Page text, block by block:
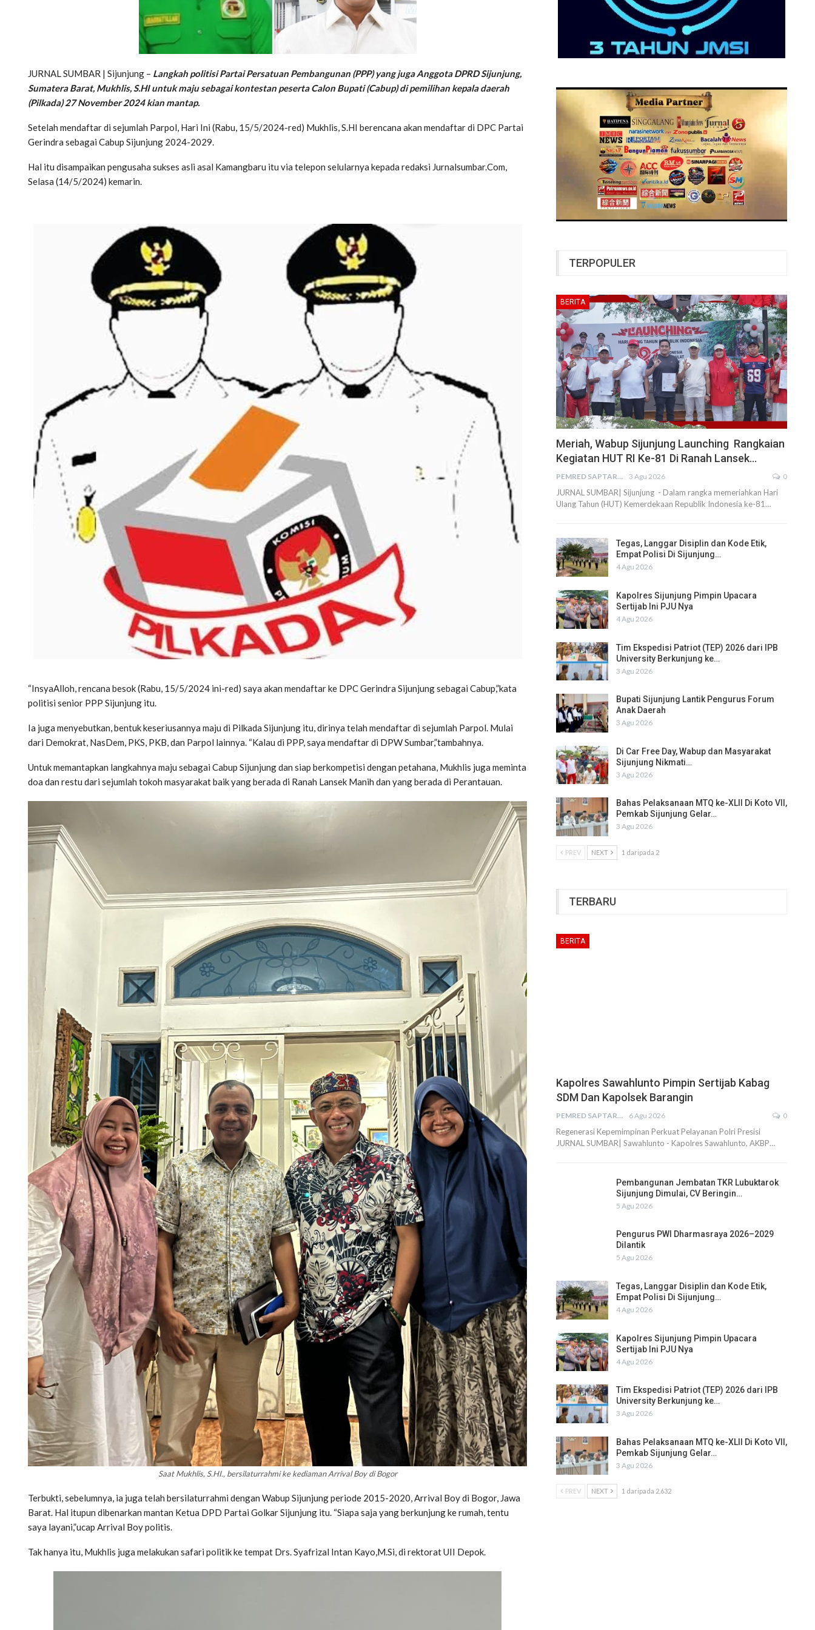
JURNAL SUMBAR | Sijunjung – Langkah politisi Partai Persatuan Pembangunan (PPP) yang juga Anggota DPRD Sijunjung,
Sumatera Barat, Mukhlis, S.HI untuk maju sebagai kontestan peserta Calon Bupati (Cabup) di pemilihan kepala daerah
(Pilkada) 27 November 2024 kian mantap.
Setelah mendaftar di sejumlah Parpol, Hari Ini (Rabu, 15/5/2024-red) Mukhlis, S.HI berencana akan mendaftar di DPC Partai
Gerindra sebagai Cabup Sijunjung 2024-2029.
Hal itu disampaikan pengusaha sukses asli asal Kamangbaru itu via telepon selularnya kepada redaksi Jurnalsumbar.Com,
Selasa (14/5/2024) kemarin.
“InsyaAlloh, rencana besok (Rabu, 15/5/2024 ini-red) saya akan mendaftar ke DPC Gerindra Sijunjung sebagai Cabup,”kata
politisi senior PPP Sijunjung itu.
Ia juga menyebutkan, bentuk keseriusannya maju di Pilkada Sijunjung itu, dirinya telah mendaftar di sejumlah Parpol. Mulai
dari Demokrat, NasDem, PKS, PKB, dan Parpol lainnya. “Kalau di PPP, saya mendaftar di DPW Sumbar,”tambahnya.
Untuk memantapkan langkahnya maju sebagai Cabup Sijunjung dan siap berkompetisi dengan petahana, Mukhlis juga meminta
doa dan restu dari sejumlah tokoh masyarakat baik yang berada di Ranah Lansek Manih dan yang berada di Perantauan.
Saat Mukhlis, S.HI., bersilaturrahmi ke kediaman Arrival Boy di Bogor
Terbukti, sebelumnya, ia juga telah bersilaturrahmi dengan Wabup Sijunjung periode 2015-2020, Arrival Boy di Bogor, Jawa
Barat. Hal itupun dibenarkan mantan Ketua DPD Partai Golkar Sijunjung itu. “Siapa saja yang berkunjung ke rumah, tentu
saya layani,”ucap Arrival Boy politis.
Tak hanya itu, Mukhlis juga melakukan safari politik ke tempat Drs. Syafrizal Intan Kayo,M.Si, di rektorat UII Depok.
TERPOPULER
BERITA
Meriah, Wabup Sijunjung Launching Rangkaian
Kegiatan HUT RI Ke-81 Di Ranah Lansek…
PEMRED SAPTARIUS 3 Agu 2026 0
JURNAL SUMBAR| Sijunjung - Dalam rangka memeriahkan Hari
Ulang Tahun (HUT) Kemerdekaan Republik Indonesia ke-81…
Tegas, Langgar Disiplin dan Kode Etik,
Empat Polisi Di Sijunjung…
4 Agu 2026
Kapolres Sijunjung Pimpin Upacara
Sertijab Ini PJU Nya
4 Agu 2026
Tim Ekspedisi Patriot (TEP) 2026 dari IPB
University Berkunjung ke…
3 Agu 2026
Bupati Sijunjung Lantik Pengurus Forum
Anak Daerah
3 Agu 2026
Di Car Free Day, Wabup dan Masyarakat
Sijunjung Nikmati…
3 Agu 2026
Bahas Pelaksanaan MTQ ke-XLII Di Koto VII,
Pemkab Sijunjung Gelar…
3 Agu 2026
PREV NEXT 1 daripada 2
TERBARU
BERITA
Kapolres Sawahlunto Pimpin Sertijab Kabag
SDM Dan Kapolsek Barangin
PEMRED SAPTARIUS 6 Agu 2026 0
Regenerasi Kepemimpinan Perkuat Pelayanan Polri Presisi
JURNAL SUMBAR| Sawahlunto - Kapolres Sawahlunto, AKBP…
Pembangunan Jembatan TKR Lubuktarok
Sijunjung Dimulai, CV Beringin…
5 Agu 2026
Pengurus PWI Dharmasraya 2026–2029
Dilantik
5 Agu 2026
Tegas, Langgar Disiplin dan Kode Etik,
Empat Polisi Di Sijunjung…
4 Agu 2026
Kapolres Sijunjung Pimpin Upacara
Sertijab Ini PJU Nya
4 Agu 2026
Tim Ekspedisi Patriot (TEP) 2026 dari IPB
University Berkunjung ke…
3 Agu 2026
Bahas Pelaksanaan MTQ ke-XLII Di Koto VII,
Pemkab Sijunjung Gelar…
3 Agu 2026
PREV NEXT 1 daripada 2,632